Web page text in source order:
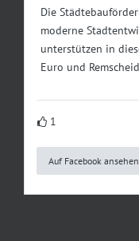
Die
moderne
unterstützen in
Euro und
1
Auf Facebook ansehen